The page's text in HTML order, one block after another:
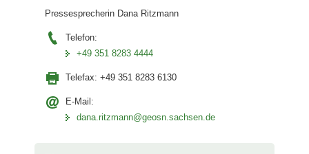
Pressesprecherin Dana Ritzmann
Telefon:
+49 351 8283 4444
Telefax: +49 351 8283 6130
E-Mail:
dana.ritzmann@geosn.sachsen.de